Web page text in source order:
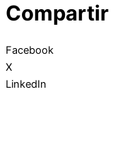
Compartir
Facebook
X
LinkedIn